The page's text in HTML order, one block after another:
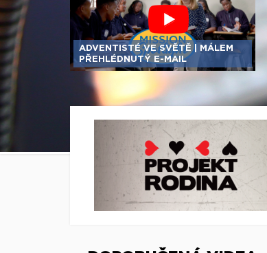
ADVENTISTÉ VE SVĚTĚ | MÁLEM
PŘEHLÉDNUTÝ E-MAIL